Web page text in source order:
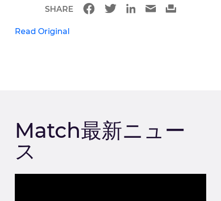
Read Original
SHARE
Match最新ニュー
ス